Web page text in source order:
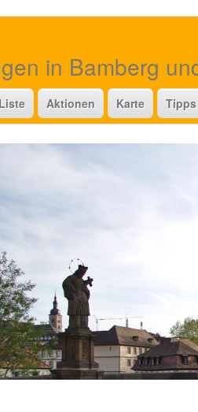
in Bamberg
Aktionen Karte Tipps